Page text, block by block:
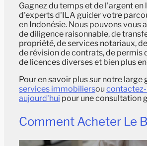
Gagnez du temps et de l'argent en
d'experts d'ILA guider votre
en Indonésie. Nous pouvons vous
de diligence raisonnable, de
propriété, de services notariaux,
de révision de contrats, de permis
de licences diverses et bien plus
Pour en savoir plus sur notre large
services immobiliersou
aujourd'hui pour une consultation
Comment Acheter Le